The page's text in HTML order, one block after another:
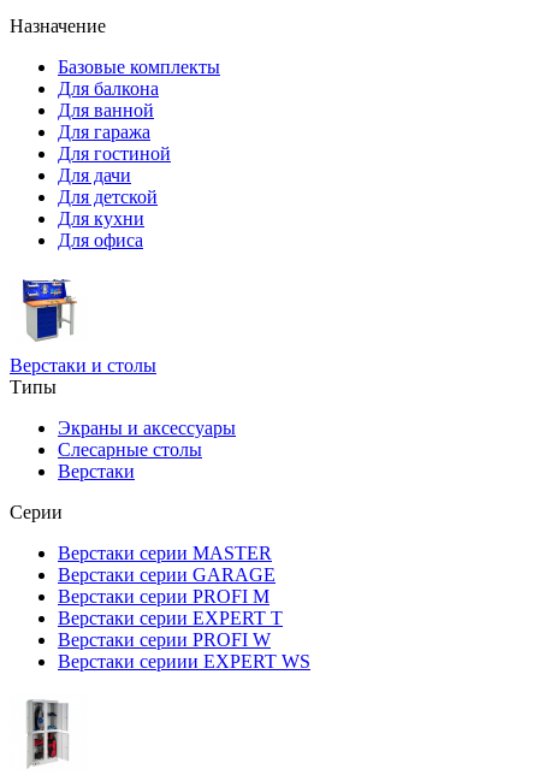
Назначение
Базовые комплекты
Для балкона
Для ванной
Для гаража
Для гостиной
Для дачи
Для детской
Для кухни
Для офиса
Верстаки и столы
Типы
Экраны и аксессуары
Слесарные столы
Верстаки
Серии
Верстаки серии MASTER
Верстаки серии GARAGE
Верстаки серии PROFI M
Верстаки серии EXPERT T
Верстаки серии PROFI W
Верстаки сериии EXPERT WS